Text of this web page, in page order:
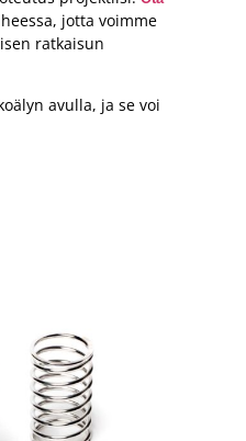
jotta voimme
ratkaisun
avulla, ja se voi